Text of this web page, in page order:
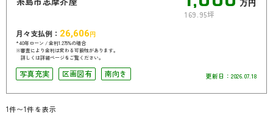
169.95坪
月々支払例： 26,606 円
*40年ローン / 金利1.275%の場合
※審査により金利は変わる可能性があります。
詳しくは詳細ページをご覧ください。
写真充実 区画図有 南向き 更新日： 2026.07.18
1件〜1件を表示